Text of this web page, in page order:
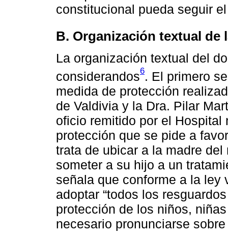
constitucional pueda seguir
B. Organización textual de
La organización textual del
considerandos6. El primero
medida de protección
de Valdivia y la Dra. Pilar
oficio remitido por el
protección que se pide a
trata de ubicar a la madre
someter a su hijo a un
señala que conforme a la ley
adoptar “todos los
protección de los niños,
necesario pronunciarse